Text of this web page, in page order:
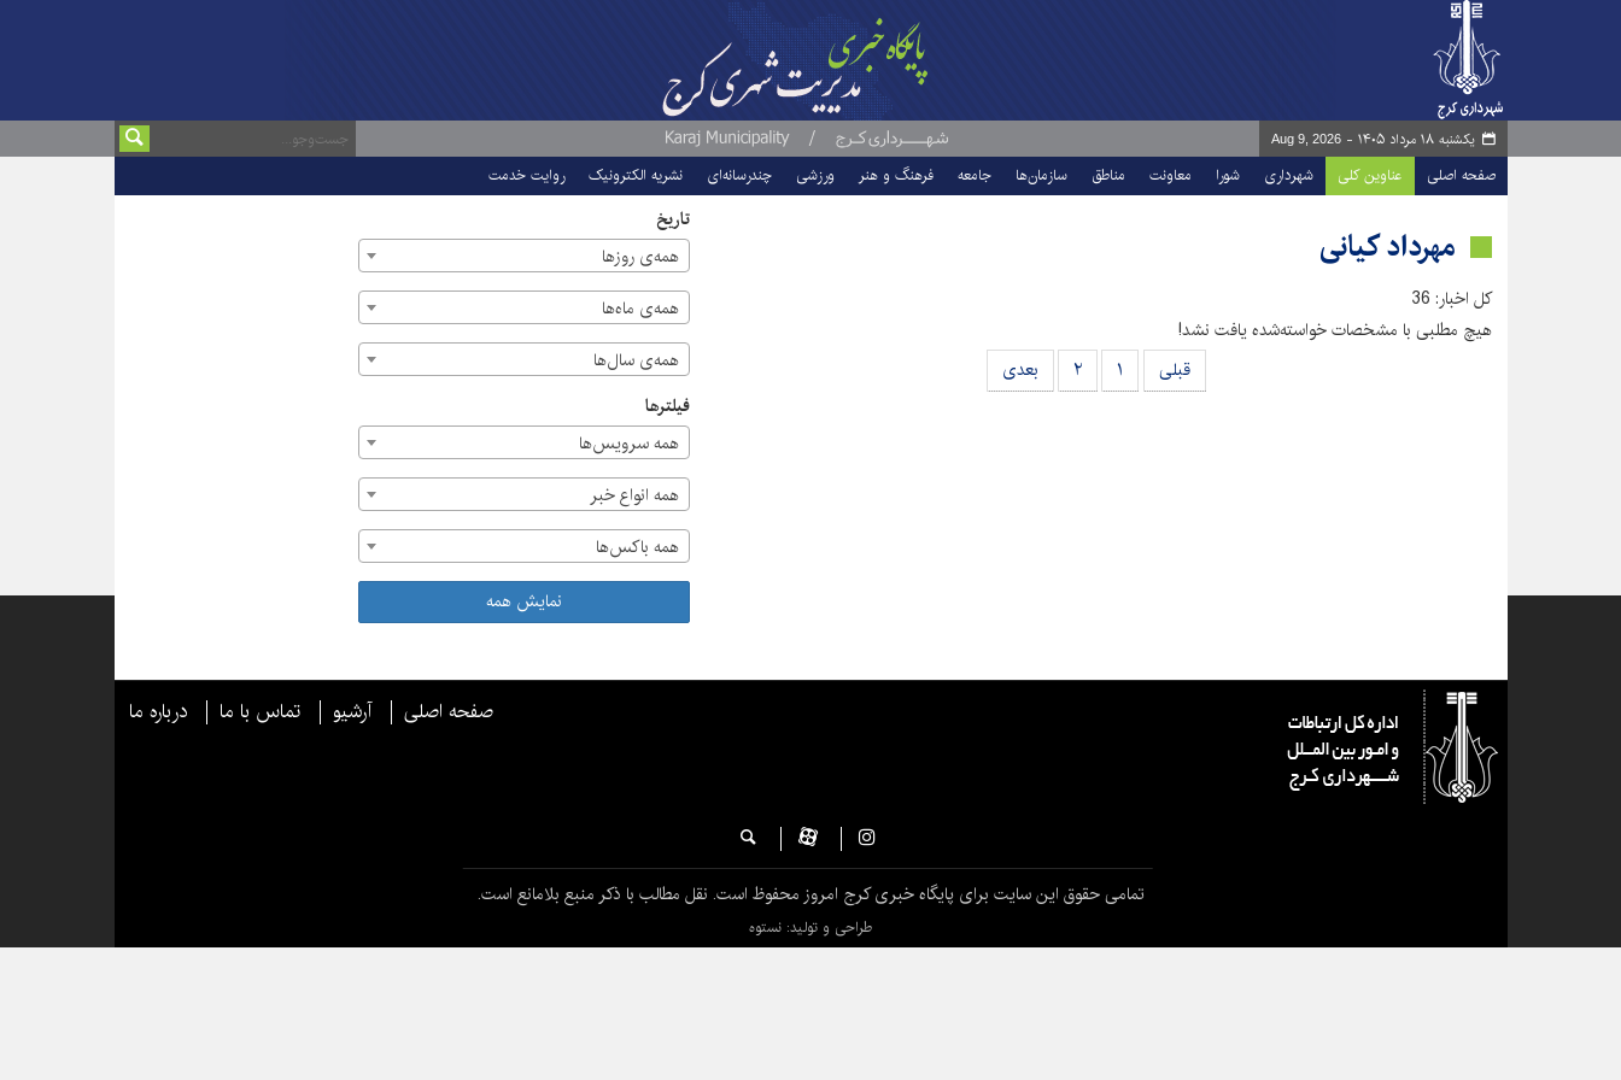
یکشنبه ۱۸ مرداد ۱۴۰۵ - Aug 9, 2026
صفحه اصلی عناوین کلی شهرداری شورا معاونت مناطق سازمان‌ها جامعه فرهنگ و هنر ورزشی چندرسانه‌ای نشریه الکترونیک روایت خدمت
مهرداد کیانی
کل اخبار: 36
هیچ مطلبی با مشخصات خواسته‌شده یافت نشد!
قبلی
۱ ۲ بعدی
تاریخ
همه‌ی روزها
همه‌ی ماه‌ها
همه‌ی سال‌ها
فیلترها
همه سرویس‌ها
همه انواع خبر
همه باکس‌ها
نمایش همه
صفحه اصلی آرشیو تماس با ما درباره ما
تمامی حقوق این سایت برای پایگاه خبری کرج امروز محفوظ است. نقل مطالب با ذکر منبع بلامانع است.
طراحی و تولید: نستوه